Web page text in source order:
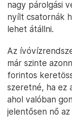
nagy párolgási
nyílt csatornák
lehet átállni.
Az
már szinte
forintos
szeretné, ha ez
ahol valóban
jelentősen nő az